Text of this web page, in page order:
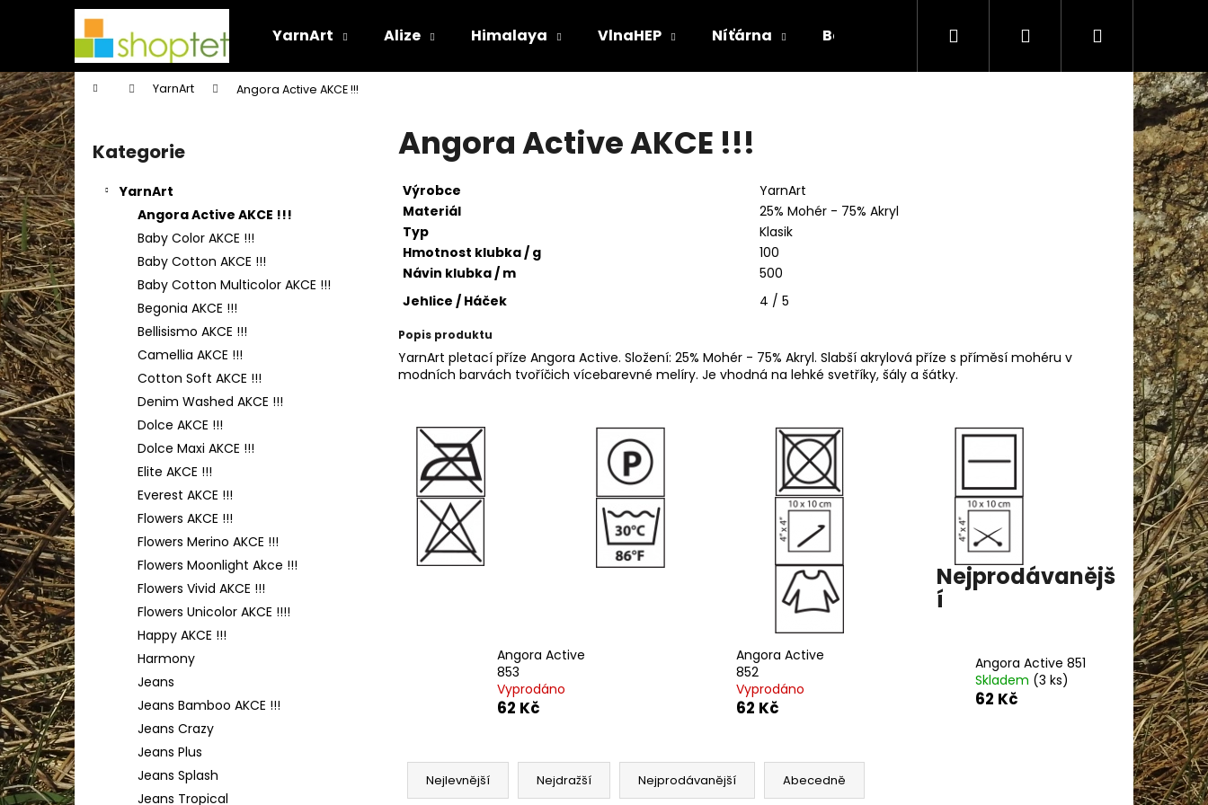
YarnArt Alize Himalaya VlnaHEP Níťárna Bambule Háčky Duté vlákno
Hledat PřihlášeníNákupní
košík
Domů YarnArt Angora Active AKCE !!!
P
o
s
t
r
a
n
n
í
p
a
n
e
l
Přeskočit
kategorie
Kategorie
YarnArt
Angora Active AKCE !!!
Baby Color AKCE !!!
Baby Cotton AKCE !!!
Baby Cotton Multicolor AKCE !!!
Begonia AKCE !!!
Bellisismo AKCE !!!
Camellia AKCE !!!
Cotton Soft AKCE !!!
Denim Washed AKCE !!!
Dolce AKCE !!!
Dolce Maxi AKCE !!!
Elite AKCE !!!
Everest AKCE !!!
Flowers AKCE !!!
Flowers Merino AKCE !!!
Flowers Moonlight Akce !!!
Flowers Vivid AKCE !!!
Flowers Unicolor AKCE !!!!
Happy AKCE !!!
Harmony
Jeans
Jeans Bamboo AKCE !!!
Jeans Crazy
Jeans Plus
Jeans Splash
Jeans Tropical
Angora Active AKCE !!!
Výrobce
YarnArt
Materiál
25% Mohér - 75% Akryl
Typ
Klasik
Hmotnost klubka / g
100
Návin klubka / m
500
Jehlice / Háček
4 / 5
Popis produktu
YarnArt pletací příze Angora Active. Složení: 25% Mohér - 75% Akryl. Slabší akrylová příze s příměsí mohéru v
modních barvách tvoříčich vícebarevné melíry. Je vhodná na lehké svetříky, šály a šátky.
Nejprodávanějš
í
Angora Active
853
Vyprodáno
62 Kč
Angora Active
852
Vyprodáno
62 Kč
Angora Active 851
Skladem (3 ks)
62 Kč
Ř
Nejlevnější Nejdražší Nejprodávanější Abecedně
í
k
Zpět
do
obchodu
Zpět
do
obchodu
Doporučujeme
TULIP 4010
50 Kč
68 Kč